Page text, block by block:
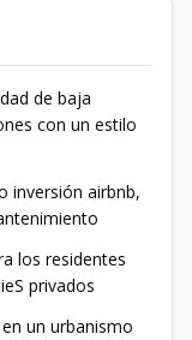
de baja
con un estilo
inversión airbnb,
los residentes
privados
un urbanismo